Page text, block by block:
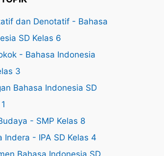
dan Denotatif - Bahasa
SD Kelas 6
- Bahasa Indonesia
3
Bahasa Indonesia SD
- SMP Kelas 8
Indera - IPA SD Kelas 4
Bahasa Indonesia SD